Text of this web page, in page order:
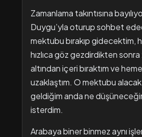
Zamanlama takıntısına
Duygu’yla oturup sohbet
mektubu bırakıp gidecektim,
hızlıca göz gezdirdikten sonra
altından içeri bıraktım ve
uzaklaştım. O mektubu
geldiğim anda ne
isterdim.
Arabaya biner binmez aynı